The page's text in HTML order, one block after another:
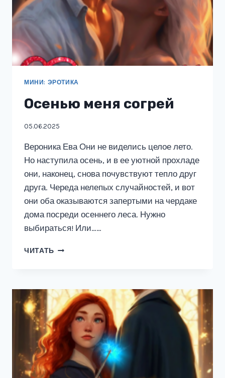
МИНИ: ЭРОТИКА
Осенью меня согрей
05.06.2025
Вероника Ева Они не виделись целое лето.
Но наступила осень, и в ее уютной прохладе
они, наконец, снова почувствуют тепло друг
друга. Череда нелепых случайностей, и вот
они оба оказываются запертыми на чердаке
дома посреди осеннего леса. Нужно
выбираться! Или……
ЧИТАТЬ ОСЕНЬЮ